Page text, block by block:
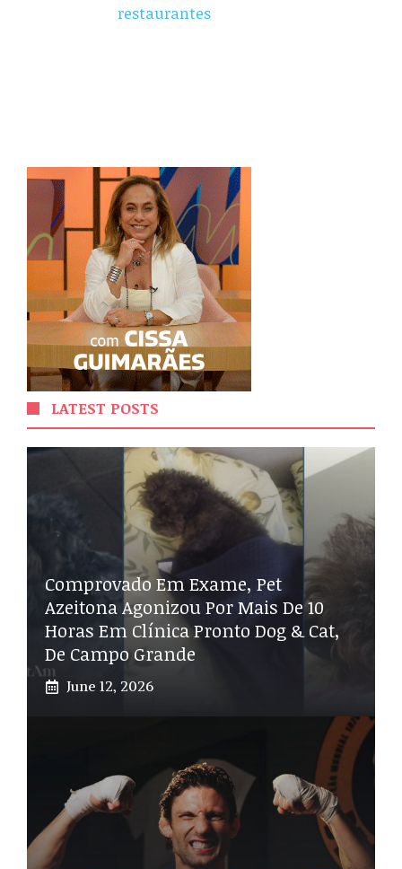
restaurantes
LATEST POSTS
Comprovado Em Exame, Pet
Azeitona Agonizou Por Mais De 10
Horas Em Clínica Pronto Dog & Cat,
De Campo Grande
June 12, 2026